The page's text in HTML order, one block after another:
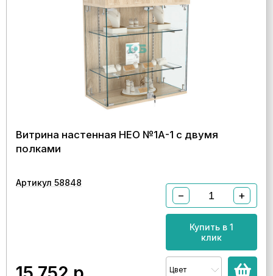
Витрина настенная НЕО №1А-1 с двумя
полками
Артикул 58848
− +
Купить в 1
клик
Цвет